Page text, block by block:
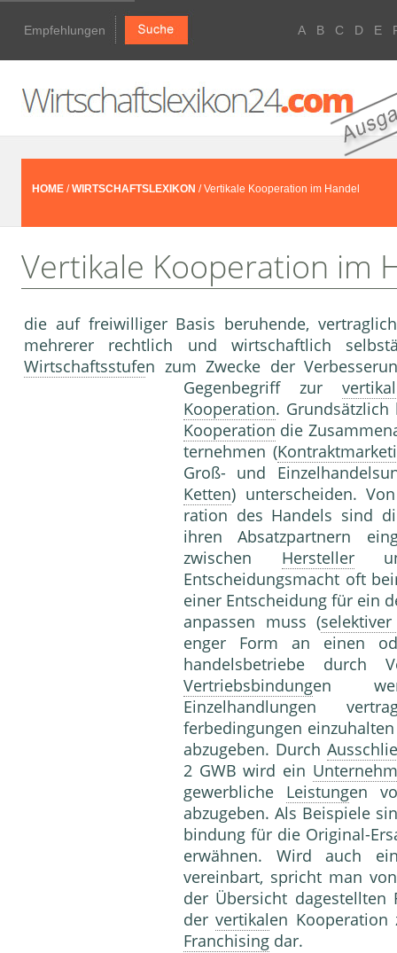
Empfehlungen A B C D E
HOME /WIRTSCHAFTSLEXIKON / Vertikale Kooperation im Handel
Vertikale Kooperation im
die auf freiwilliger Basis beruhende,
mehrerer rechtlich und wirtschaftlich
Wirtschaftsstufen zum Zwecke der
Gegenbegriff zurvertikal
Kooperation.
Kooperation die
ternehmen (
Groß- und
Ketten) unterscheiden.
ration des Handels sind
ihren Absatzpartnern
zwischen Hersteller
Entscheidungsmacht oft
einer Entscheidung für ein
anpassen muss (
enger Form an einen
handelsbetriebe
Vertriebsbindungen
Einzelhandlun­gen
ferbedingungen
abzugeben. Durch
2 GWB wird ein
ge­werbliche Leistungen
abzugeben. Als Beispiele
bindung für die Original-
erwähnen. Wird auch
vereinbart, spricht man
der Übersicht dagestellten
dervertikalen Koope­ration
Franchising dar.